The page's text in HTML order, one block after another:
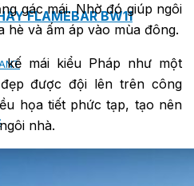
FLAMEBAR BW11
gác mái. Nhờ đó giúp ngôi
hè và ấm áp vào mùa đông.
mái kiểu Pháp như một
được đội lên trên công
họa tiết phức tạp, tạo nên
nhà.